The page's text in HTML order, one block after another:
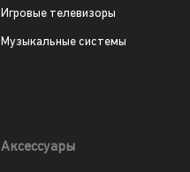
Игровые телевизоры
Музыкальные системы
Аксессуары